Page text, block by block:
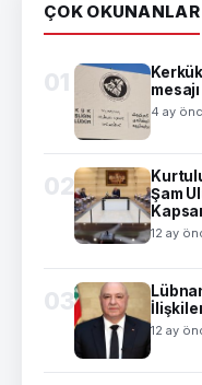
ÇOK OKUNANLAR
01
mesajı
4 ay
02
Şam
12 ay
03
12 ay